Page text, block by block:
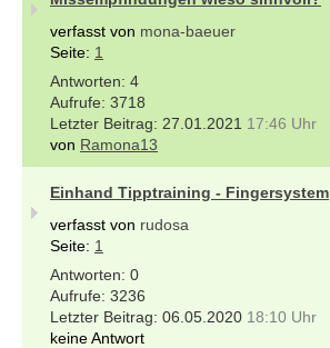
verfasst von mona-baeuer
Seite: 1
4
3718
27.01.2021 17:46 Uhr
von Ramona13
Einhand Tipptraining - Fingersystem
verfasst von rudosa
Seite: 1
0
3236
06.05.2020 18:10 Uhr
keine Antwort